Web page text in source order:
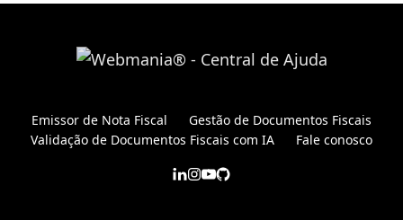
Emissor de Nota Fiscal
Gestão de Documentos Fiscais
Validação de Documentos Fiscais com IA
Fale conosco